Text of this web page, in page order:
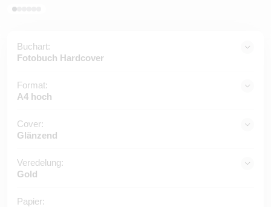
Buchart:
Fotobuch Hardcover
Format:
A4 hoch
Cover:
Glänzend
Veredelung:
Gold
Papier: